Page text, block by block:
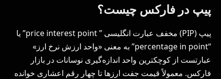
پیپ در فارکس چیست؟
پیپ (PIP) مخفف عبارت انگلیسی ” price interest point” یا
“percentage in point” به معنی «واحد ارزش نرخ ارز»
عبارتست از کوچکترین واحد اندازه‌گیری نوسانات در بازار
فارکس. معمولاً قیمت جفت ارزها تا چهار رقم اعشاری خوانده